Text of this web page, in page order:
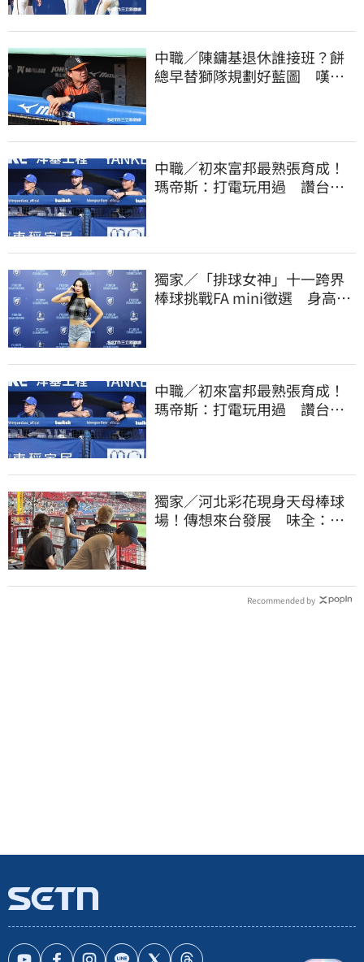
中職／陳鏞基退休誰接班？餅
總早替獅隊規劃好藍圖 嘆新
中職／初來富邦最熟張育成！
瑪帝斯：打電玩用過 讚台灣
獨家／「排球女神」十一跨界
棒球挑戰FA mini徵選 身高
中職／初來富邦最熟張育成！
瑪帝斯：打電玩用過 讚台灣
獨家／河北彩花現身天母棒球
場！傳想來台發展 味全：歡
Recommended by